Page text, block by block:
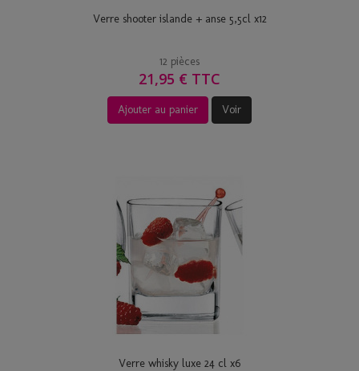
Verre shooter islande + anse 5,5cl x12
12 pièces
21,95 € TTC
Ajouter au panier Voir
Verre whisky luxe 24 cl x6